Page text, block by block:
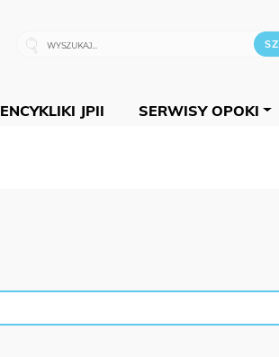
ENCYKLIKI JPII SERWISY OPOKI